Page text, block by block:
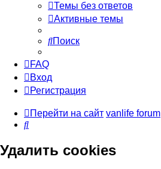
Темы без ответов
Активные темы
Поиск
FAQ
Вход
Регистрация
Перейти на сайт vanlife forum
Поиск
Удалить cookies